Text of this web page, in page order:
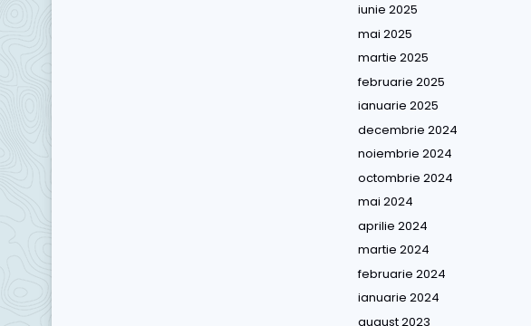
iunie 2025
mai 2025
martie 2025
februarie 2025
ianuarie 2025
decembrie 2024
noiembrie 2024
octombrie 2024
mai 2024
aprilie 2024
martie 2024
februarie 2024
ianuarie 2024
august 2023